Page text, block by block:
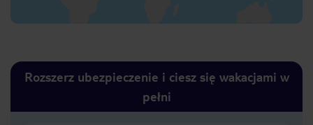
Rozszerz ubezpieczenie i ciesz się wakacjami w
pełni